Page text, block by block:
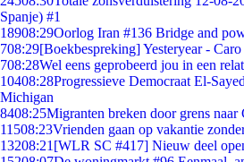
Spanje) #1
18908:29Oorlog Iran #136 Bridge and
708:29[Boekbespreking] Yesteryear -
708:28Wel eens geprobeerd jou in een
10408:28Progressieve Democraat El-
Michigan
8408:25Migranten breken door grens naar
11508:23Vrienden gaan op vakantie
13208:21 [WLR SC #417] Nieuw deel